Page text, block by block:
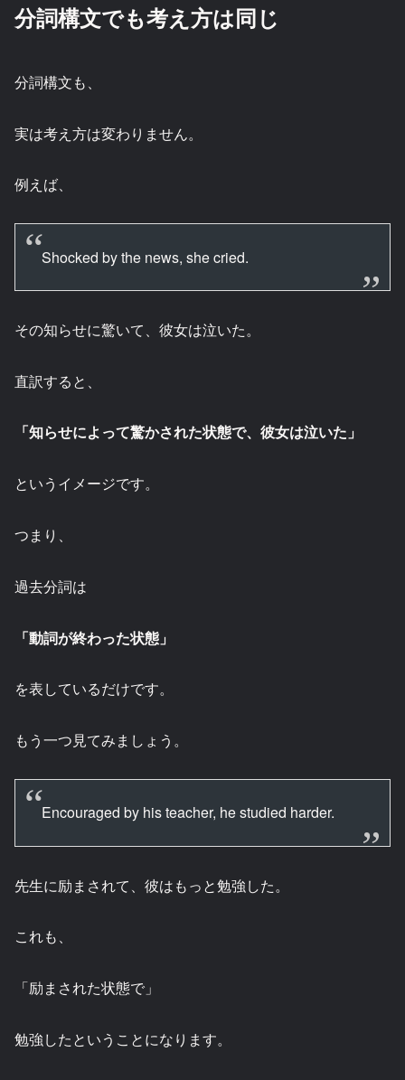
分詞構文でも考え方は同じ
分詞構文も、
実は考え方は変わりません。
例えば、
Shocked by the news, she cried.
その知らせに驚いて、彼女は泣いた。
直訳すると、
「知らせによって驚かされた状態で、彼女は泣いた」
というイメージです。
つまり、
過去分詞は
「動詞が終わった状態」
を表しているだけです。
もう一つ見てみましょう。
Encouraged by his teacher, he studied harder.
先生に励まされて、彼はもっと勉強した。
これも、
「励まされた状態で」
勉強したということになります。